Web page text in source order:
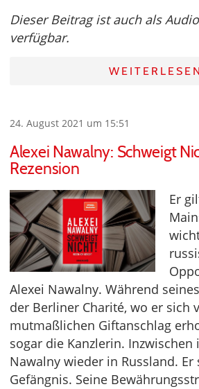
Dieser Beitrag ist auch als
verfügbar.
WEITERLESEN
24. August 2021 um 15:51
Alexei Nawalny: Schweigt
Rezension
Er
Alexei Nawalny. Während
der Berliner Charité, wo er sich
mutmaßlichen Giftanschlag
sogar die Kanzlerin. Inzwischen
Nawalny wieder in Russland. Er
Gefängnis. Seine